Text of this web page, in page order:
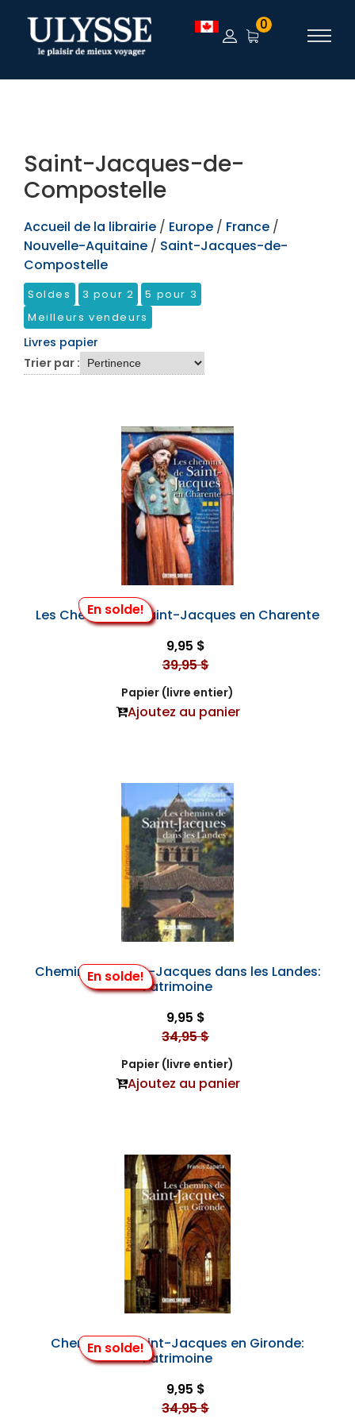
TEST 0
Saint-Jacques-de-
Compostelle
Accueil de la librairie / Europe / France /
Nouvelle-Aquitaine / Saint-Jacques-de-
Compostelle
Soldes 3 pour 2
5 pour 3
Meilleurs vendeurs
Livres papier
Trier par :
En solde!
Les Chemins de Saint-Jacques en Charente
9,95 $
39,95 $
Papier (livre entier)
Ajoutez au panier
En solde!
Chemins de Saint-Jacques dans les Landes:
Patrimoine
9,95 $
34,95 $
Papier (livre entier)
Ajoutez au panier
En solde!
Chemins de Saint-Jacques en Gironde:
Patrimoine
9,95 $
34,95 $